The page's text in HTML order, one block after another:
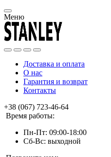
Меню
Доставка и оплата
О нас
Гарантия и возврат
Контакты
+38 (067) 723-46-64
Время работы:
Пн-Пт: 09:00-18:00
Сб-Вс: выходной